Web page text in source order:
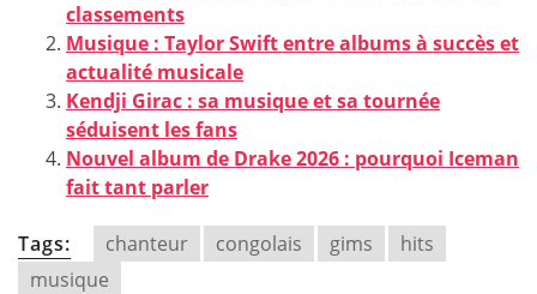
classements
Musique : Taylor Swift entre albums à succès et
actualité musicale
Kendji Girac : sa musique et sa tournée
séduisent les fans
Nouvel album de Drake 2026 : pourquoi Iceman
fait tant parler
Tags: chanteur congolais gims
hits
musique